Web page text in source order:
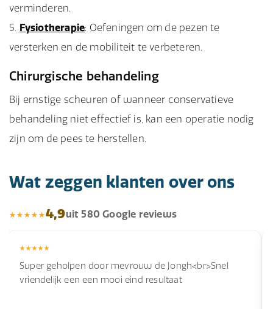
verminderen.
Fysiotherapie: Oefeningen om de pezen te
versterken en de mobiliteit te verbeteren.
Chirurgische behandeling
Bij ernstige scheuren of wanneer conservatieve
behandeling niet effectief is, kan een operatie nodig
zijn om de pees te herstellen.
Wat zeggen klanten over ons
4,9uit 580 Google reviews
Super geholpen door mevrouw de Jongh<br>Snel
vriendelijk een een mooi eind resultaat